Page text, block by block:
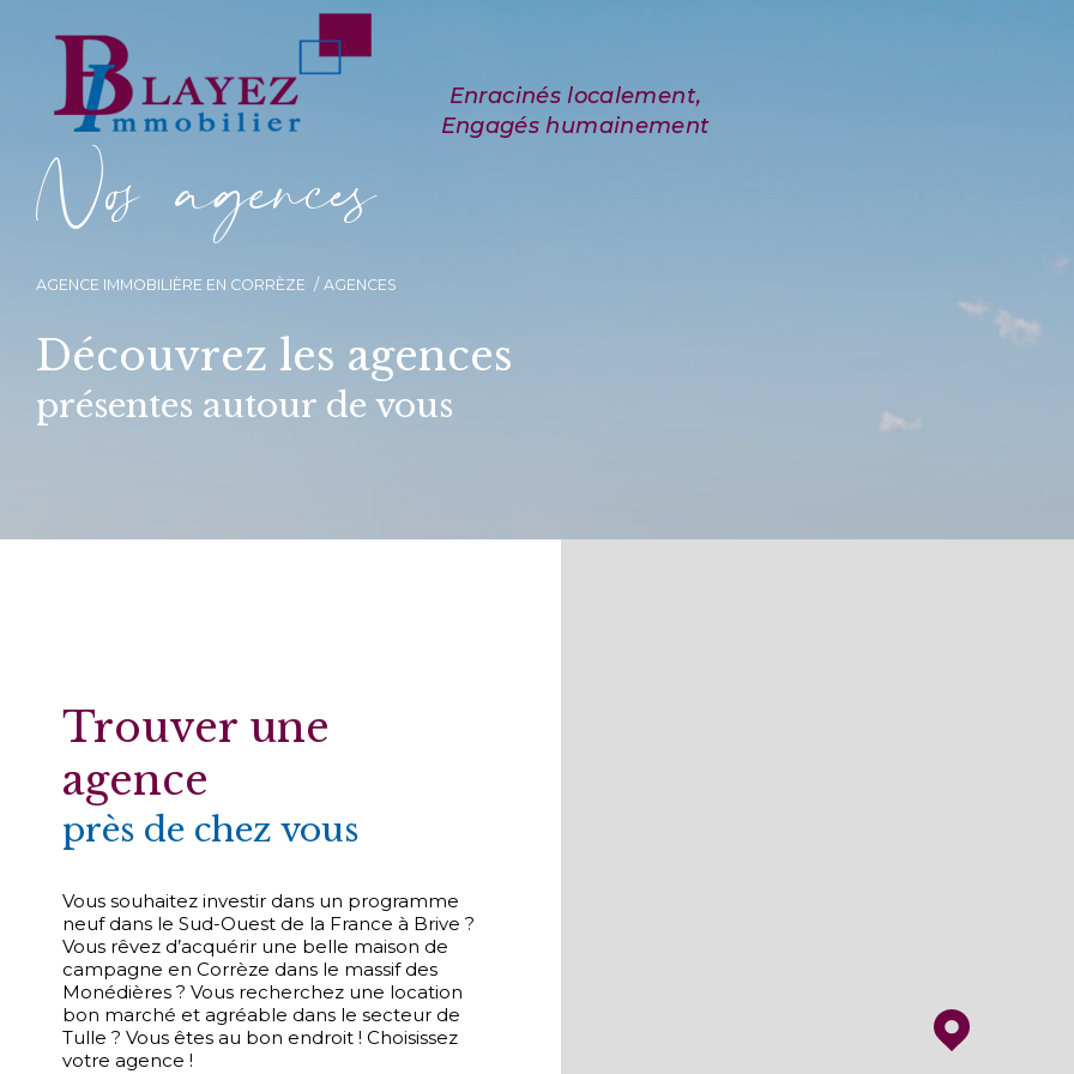
No agence
AGENCE IMMOBILIÈRE EN CORRÈZE AGENCES
Découvrez les agences
présentes autour de vous
Trouver une
agence
près de chez vous
Vous sou­hai­tez inves­tir dans un pro­gramme
neuf dans le Sud-Ouest de la France à Brive ?
Vous rêvez d’ac­qué­rir une belle mai­son de
cam­pagne en Cor­rèze dans le mas­sif des
Moné­dières ? Vous recher­chez une loca­tion
bon mar­ché et agréable dans le sec­teur de
Tulle ? Vous êtes au bon endroit ! Choi­sis­sez
votre agence !